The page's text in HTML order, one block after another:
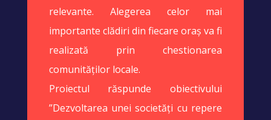
relevante. Alegerea celor mai
importante clădiri din fiecare oraș va fi
realizată prin chestionarea
comunităților locale.
Proiectul răspunde obiectivului
”Dezvoltarea unei societăți cu repere